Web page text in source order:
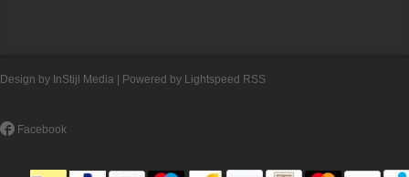
Design by InStijl Media | Powered by Lightspeed RSS
Facebook